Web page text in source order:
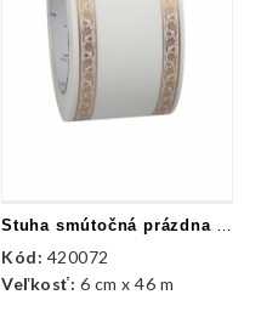
Stuha smútočná prázdna - biela + zlatá
Kód: 420072
Veľkosť: 6 cm x 46 m